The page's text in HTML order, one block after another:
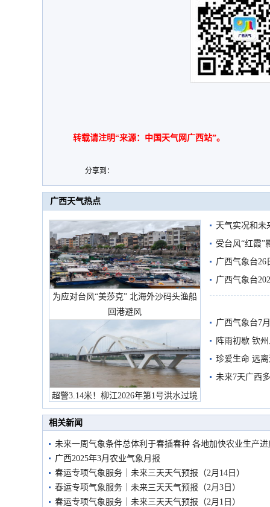
转载请注明“来源：中国天气网广西站”。
分享到：
广西天气热点
为应对台风“美莎克” 北海外沙码头渔船
回港避风
超警3.14米！柳江2026年第1号洪水过境
市民在堤岸见证汛况
天气实况和未
受台风“红霞”
有较强降雨
广西气象台26
广西气象台
预警
广西气象台7
阵雨初歇 钦
珍爱生命 远
未来7天广西
相关新闻
未来一周气象条件总体利于春插春种 各地加快农业生产进
广西2025年3月农业气象月报
春运专项气象服务｜未来三天天气预报（2月14日）
春运专项气象服务｜未来三天天气预报（2月3日）
春运专项气象服务｜未来三天天气预报（2月1日）